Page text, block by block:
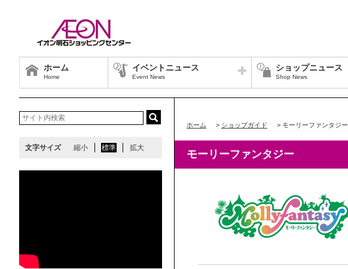
ホーム
Home
イベントニュース
Event News
ショップニュース
Shop News
ホーム > ショップガイド > モーリーファンタジー
モーリーファンタジー
文字サイズ 縮小 標準 拡大